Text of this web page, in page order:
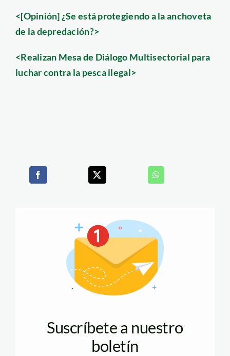
<[Opinión] ¿Se está protegiendo a la anchoveta
de la depredación?>
<Realizan Mesa de Diálogo Multisectorial para
luchar contra la pesca ilegal>
Suscríbete a nuestro
boletín